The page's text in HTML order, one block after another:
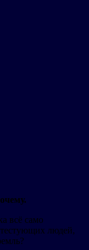
всё само
людей,